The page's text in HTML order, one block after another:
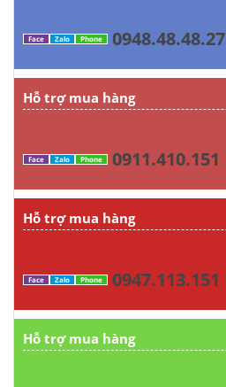
Face Zalo Phone 0948.48.48.27
Hỗ trợ mua hàng
Face Zalo Phone 0911.410.151
Hỗ trợ mua hàng
Face Zalo Phone 0947.113.151
Hỗ trợ mua hàng